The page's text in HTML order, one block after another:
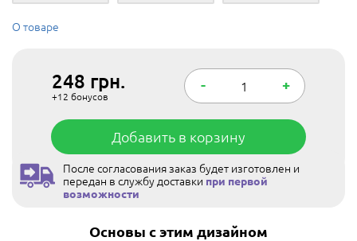
О товаре
248 грн.
+12 бонусов
- +
Добавить в корзину
После согласования заказ будет изготовлен и
передан в службу доставки при первой
возможности
Основы с этим дизайном